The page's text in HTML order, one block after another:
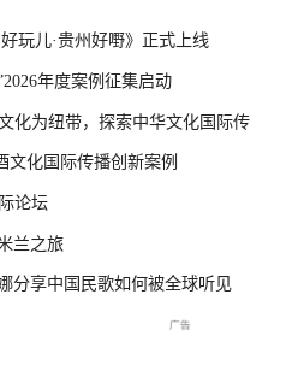
玩儿·贵州好嘢》正式上线
年度案例征集启动
化为纽带，探索中华文化国际传
文化国际传播创新案例
论坛
兰之旅
分享中国民歌如何被全球听见